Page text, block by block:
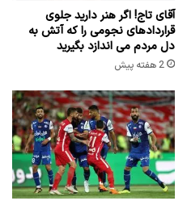
آقای تاج! اگر هنر دارید جلوی
قراردادهای نجومی را که آتش به
دل مردم می اندازد بگیرید
2 هفته پیش